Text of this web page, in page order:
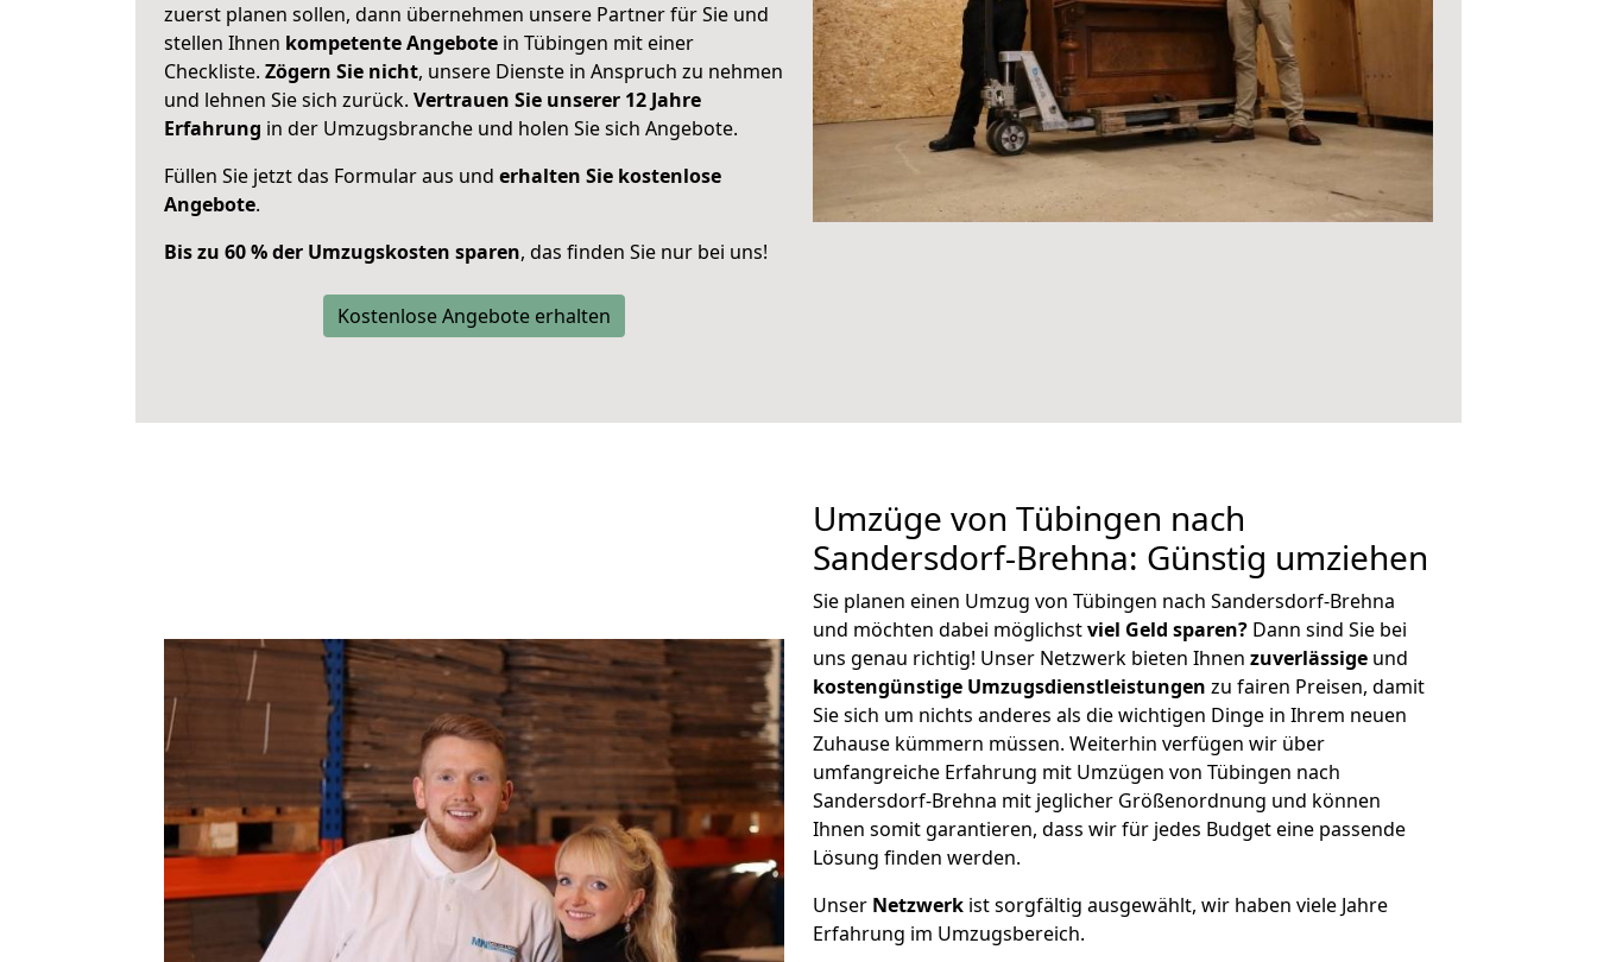
zuerst planen sollen, dann übernehmen unsere Partner für Sie und
stellen Ihnen kompetente Angebote in Tübingen mit einer
Checkliste. Zögern Sie nicht, unsere Dienste in Anspruch zu nehmen
und lehnen Sie sich zurück. Vertrauen Sie unserer 12 Jahre
Erfahrung in der Umzugsbranche und holen Sie sich Angebote.
Füllen Sie jetzt das Formular aus und erhalten Sie kostenlose
Angebote.
Bis zu 60 % der Umzugskosten sparen, das finden Sie nur bei uns!
Kostenlose Angebote erhalten
Umzüge von Tübingen nach
Sandersdorf-Brehna: Günstig umziehen
Sie planen einen Umzug von Tübingen nach Sandersdorf-Brehna
und möchten dabei möglichstviel Geld sparen? Dann sind Sie bei
uns genau richtig! Unser Netzwerk bieten Ihnen zuverlässige und
kostengünstige Umzugsdienstleistungen zu fairen Preisen, damit
Sie sich um nichts anderes als die wichtigen Dinge in Ihrem neuen
Zuhause kümmern müssen. Weiterhin verfügen wir über
umfangreiche Erfahrung mit Umzügen von Tübingen nach
Sandersdorf-Brehna mit jeglicher Größenordnung und können
Ihnen somit garantieren, dass wir für jedes Budget eine passende
Lösung finden werden.
Unser Netzwerk ist sorgfältig ausgewählt, wir haben viele Jahre
Erfahrung im Umzugsbereich.